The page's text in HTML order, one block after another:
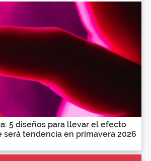
5 diseños para llevar el efecto
tendencia en primavera 2026